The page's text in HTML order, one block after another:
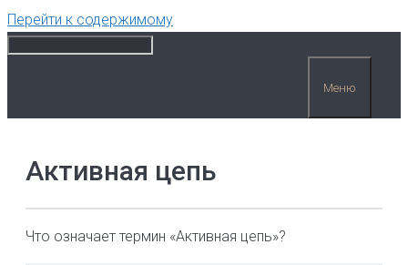
Перейти к содержимому
Меню
Активная цепь
Что означает термин «Активная цепь»?